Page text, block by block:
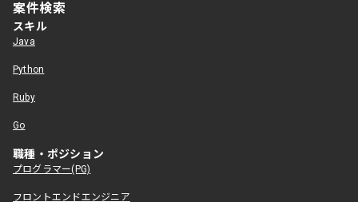
案件検索
スキル
Java
Python
Ruby
Go
職種・ポジション
プログラマー(PG)
フロントエンドエンジニア